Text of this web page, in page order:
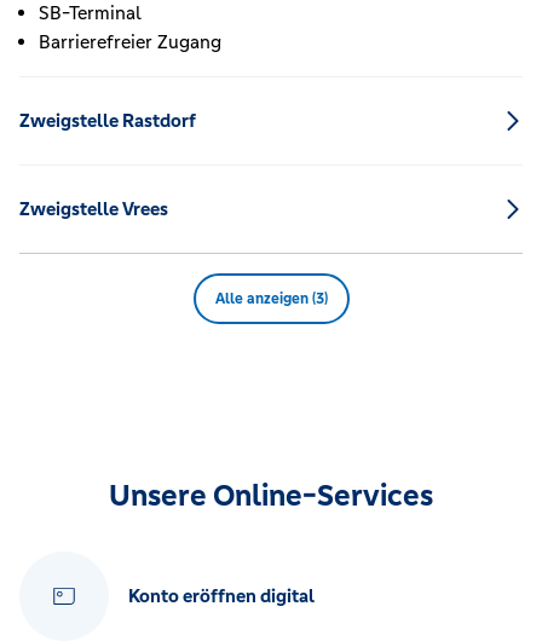
SB-Terminal
Barrierefreier Zugang
Zweigstelle Rastdorf
Zweigstelle Vrees
Alle anzeigen (3)
Unsere Online-Services
Konto eröffnen digital